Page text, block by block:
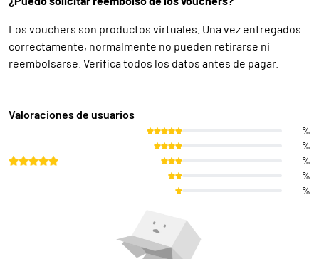
Los vouchers son productos virtuales. Una vez entregados
correctamente, normalmente no pueden retirarse ni
reembolsarse. Verifica todos los datos antes de pagar.
Valoraciones de usuarios
%
%
%
%
%